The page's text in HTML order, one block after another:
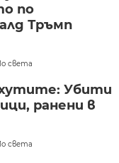
по
Тръмп
света
Убити
ранени в
света